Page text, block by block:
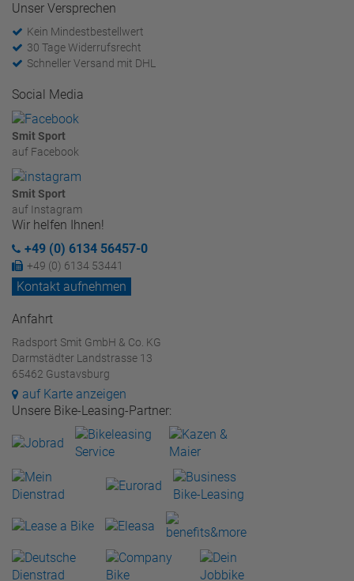
Unser Versprechen
Kein Mindestbestellwert
30 Tage Widerrufsrecht
Schneller Versand mit DHL
Social Media
Smit Sport
auf Facebook
Smit Sport
auf Instagram
Wir helfen Ihnen!
+49 (0) 6134 56457-0
+49 (0) 6134 53441
Kontakt aufnehmen
Anfahrt
Radsport Smit GmbH & Co. KG
Darmstädter Landstrasse 13
65462 Gustavsburg
auf Karte anzeigen
Unsere Bike-Leasing-Partner: